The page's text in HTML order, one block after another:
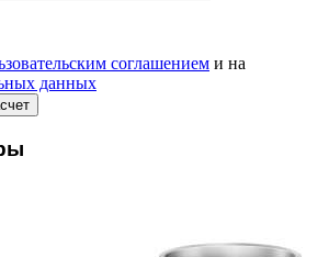
соглашением и на
данных